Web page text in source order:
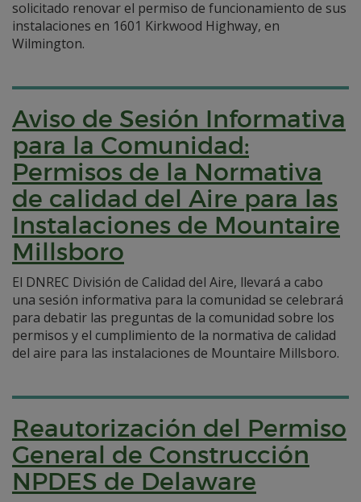
solicitado renovar el permiso de funcionamiento de sus
instalaciones en 1601 Kirkwood Highway, en
Wilmington.
Aviso de Sesión Informativa
para la Comunidad:
Permisos de la Normativa
de calidad del Aire para las
Instalaciones de Mountaire
Millsboro
El DNREC División de Calidad del Aire, llevará a cabo
una sesión informativa para la comunidad se celebrará
para debatir las preguntas de la comunidad sobre los
permisos y el cumplimiento de la normativa de calidad
del aire para las instalaciones de Mountaire Millsboro.
Reautorización del Permiso
General de Construcción
NPDES de Delaware